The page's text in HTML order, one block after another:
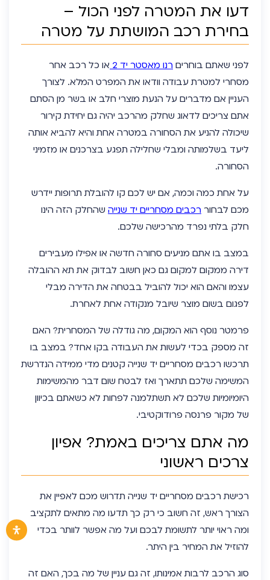
דעו את המטרה לפני הכול –
בחירת רכב המושתת על מטרה
לפני שאתם בוחרים רנו מאסטר יד 2
או כל רכב אחר
מסחרי למטרת עבודה וודאו את המפרט המלא. לצורך
העניין אם מדברים על הנעת מוצרי חלב או בשר מן הסתם
אתם צריכים לדאוג שחלק מהרכב יהיה גם יחידת קירור
שיכולה להניע את הסחורה במטרה אחת והיא להביא אותה
ליעד בשלמותה ומבלי שחלילה תפגע בצרכנים או מזמיני
הסחורה.
על אחת כמה וכמה, אם יש לכם קו להובלת תרופות יידרש
מכם לבחור רכבים מסחריים יד שנייה שהחלק הזה הינו
חלק בלתי נפרד מהרכישה שלכם.
במצב בו אתם מניעים סחורה חדשה או אפילו מעבירים
דירה ממקום למקום גם כאן חשוב לבדוק את תא ההובלה
עצמו והאם הוא יכול להוביל בבטחה את הדירה מבלי
לפגום בשום מוצר שיובל מנקודה אחת לאחרת.
פרמטר נוסף הוא המקום, מה גודלה של המסחרית? האם
זה מספק בכדי לעשות את העבודה בקו אחד? במצב בו
תרכשו רכבים מסחריים יד שנייה קטנים מדי ממידה הנדרשת
המשימה שלכם תתארך ואז לבטח שום דבר מהמשימות
היומיומיות שלכם לא תשתלמנה לפחות לא כשאתם בכיוון
של מקור פרנסה פרודוקטיבי.
מה אתם צריכים באמת? אפיון
צרכים ראשוני
רכישת רכבים מסחריים יד שנייה תדרוש מכם לאפיין את
הצורך ראש, זה חשוב כי רק כך תדעו מה מתאים לתקציב
ומה ראוי יותר לתשומת לבכם ועל מה אפשר לוותר בכדי
להוזיל את המחיר בין היתר.
סוג הרכב לרבות אמינותו, זה גם עניין של מה בכך, האם זה